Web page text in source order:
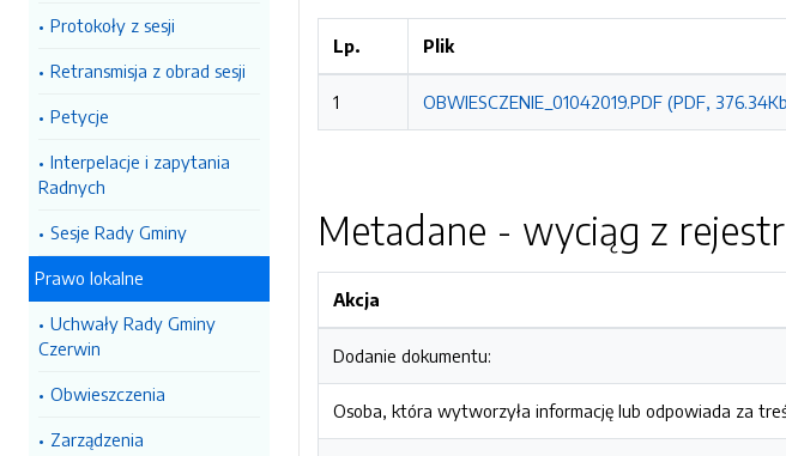
Protokoły z sesji
Retransmisja z obrad sesji
Petycje
Interpelacje i zapytania
Radnych
Sesje Rady Gminy
Prawo lokalne
Uchwały Rady Gminy
Czerwin
Obwieszczenia
Zarządzenia
Lp. Plik
1 OBWIESCZENIE_01042019.PDF (PDF,
Metadane - wyciąg z
Akcja
Dodanie dokumentu:
Osoba, która wytworzyła informację lub odpowiada za